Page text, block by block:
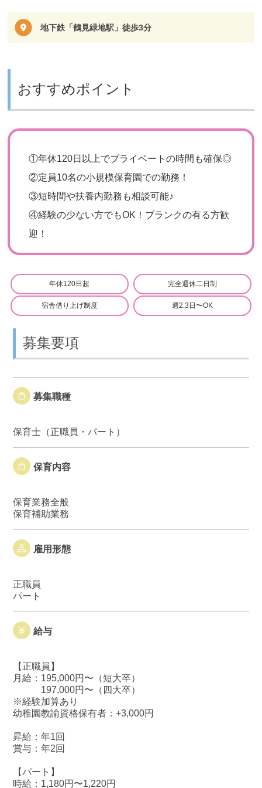
地下鉄「鶴見緑地駅」徒歩3分
おすすめポイント
①年休120日以上でプライベートの時間も確保◎
②定員10名の小規模保育園での勤務！
③短時間や扶養内勤務も相談可能♪
④経験の少ない方でもOK！ブランクの有る方歓
迎！
年休120日超 完全週休二日制
宿舎借り上げ制度 週2.3日〜OK
募集要項
募集職種
保育士（正職員・パート）
保育内容
保育業務全般
保育補助業務
雇用形態
正職員
パート
給与
【正職員】
月給：195,000円〜（短大卒）
197,000円〜（四大卒）
※経験加算あり
幼稚園教諭資格保有者：+3,000円
昇給：年1回
賞与：年2回
【パート】
時給：1,180円〜1,220円